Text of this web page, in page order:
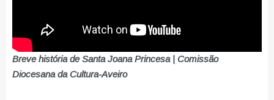
Breve história de Santa Joana Princesa | Comissão
Diocesana da Cultura-Aveiro